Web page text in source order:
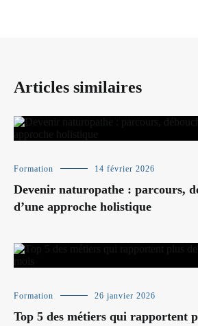
Articles similaires
Formation 14 février 2026
Devenir naturopathe : parcours,
d’une approche holistique
Formation 26 janvier 2026
Top 5 des métiers qui rapportent